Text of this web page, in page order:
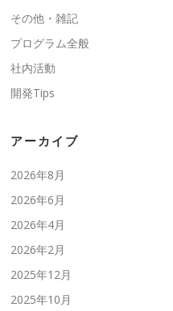
その他・雑記
プログラム全般
社内活動
開発Tips
アーカイブ
2026年8月
2026年6月
2026年4月
2026年2月
2025年12月
2025年10月